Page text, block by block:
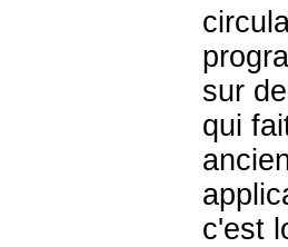
sur
qui
c'est